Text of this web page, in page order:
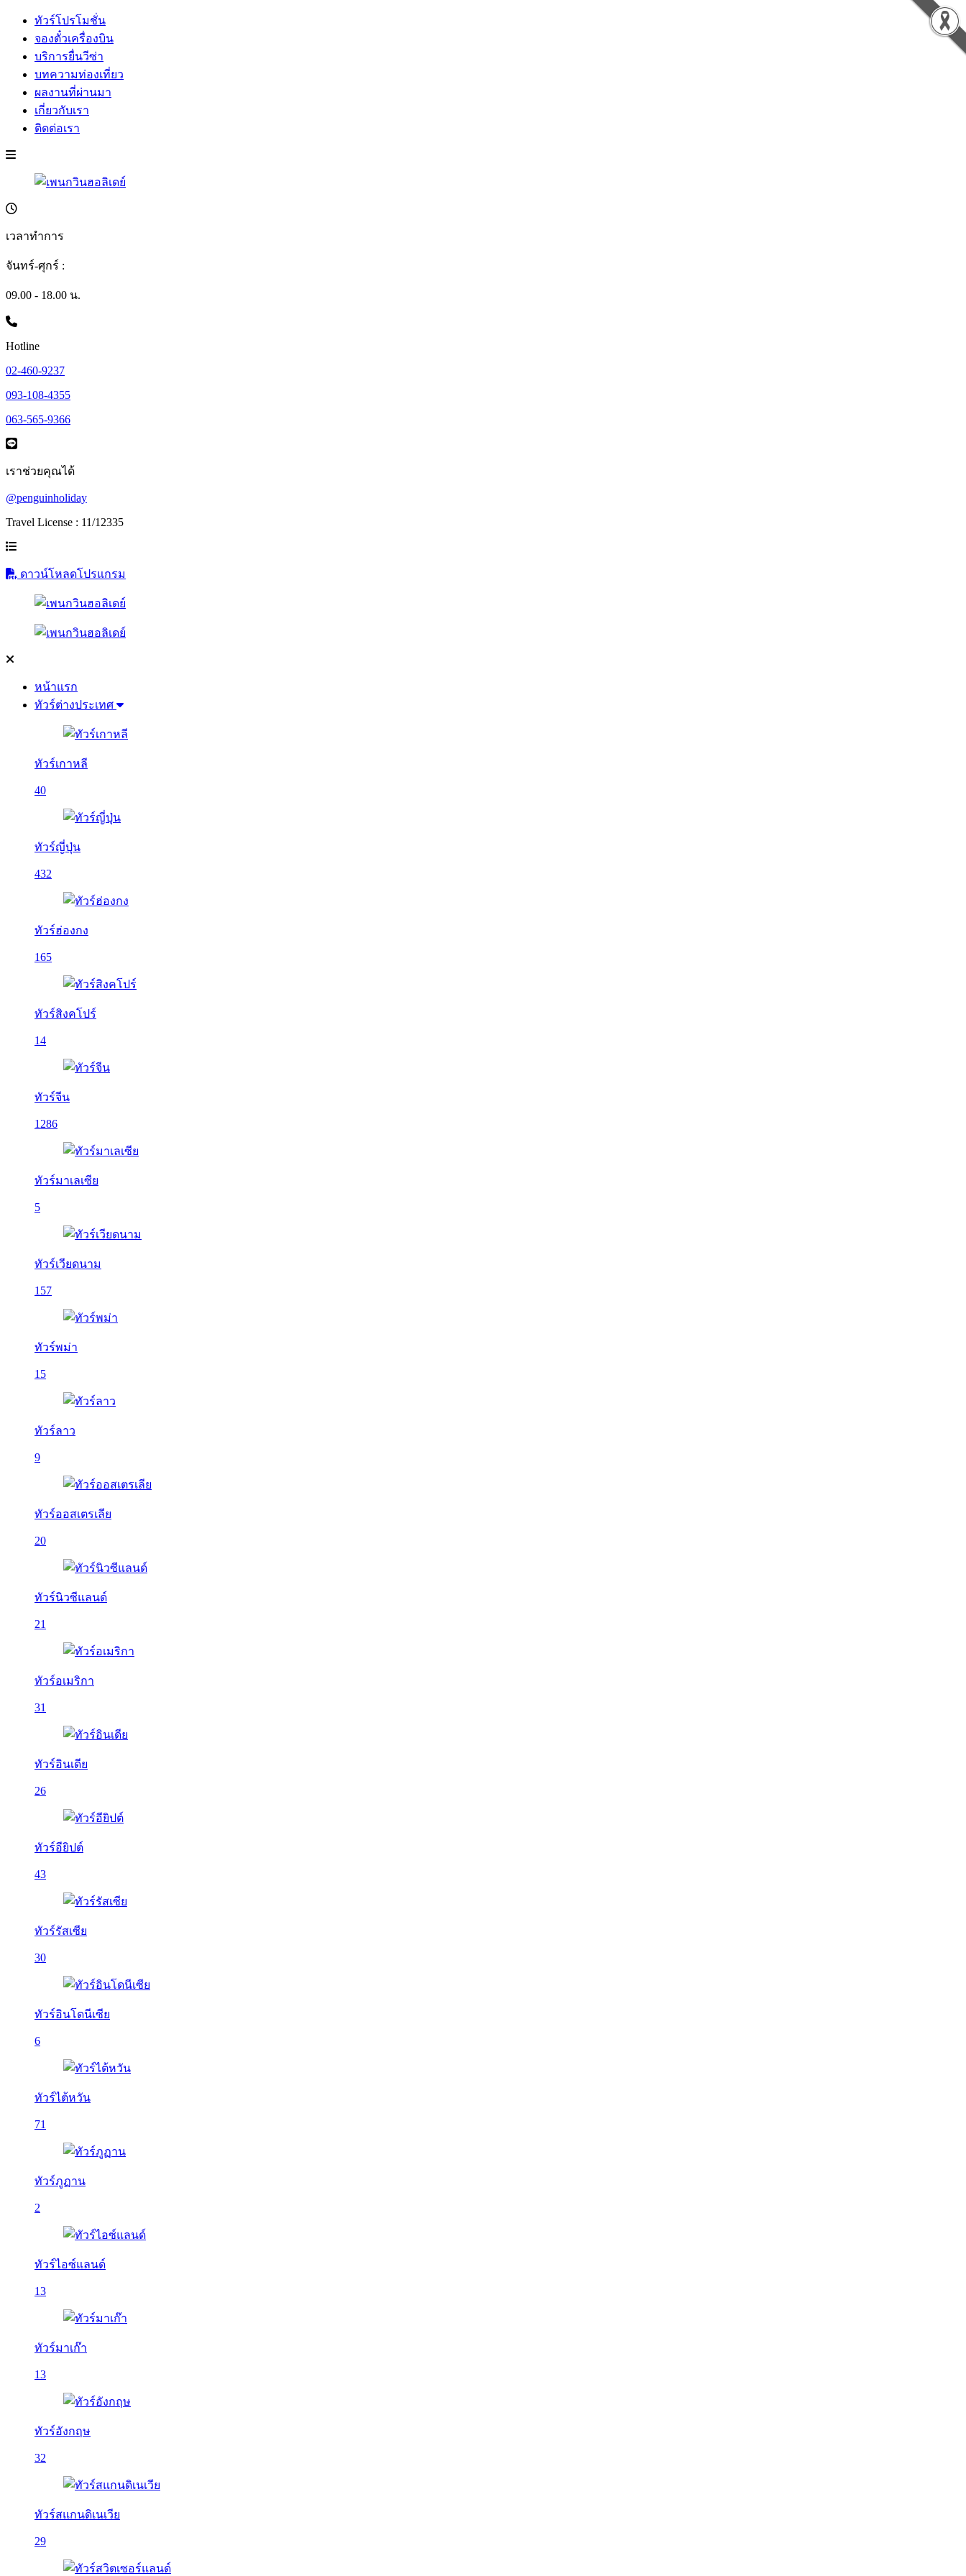
ทัวร์โปรโมชั่น
จองตั๋วเครื่องบิน
บริการยื่นวีซ่า
บทความท่องเที่ยว
ผลงานที่ผ่านมา
เกี่ยวกับเรา
ติดต่อเรา
เวลาทำการ
จันทร์-ศุกร์ :
09.00 - 18.00 น.
Hotline
02-460-9237
093-108-4355
063-565-9366
เราช่วยคุณได้
@penguinholiday
Travel License : 11/12335
ดาวน์โหลดโปรแกรม
หน้าแรก
ทัวร์ต่างประเทศ
ทัวร์เกาหลี
40
ทัวร์ญี่ปุ่น
432
ทัวร์ฮ่องกง
165
ทัวร์สิงคโปร์
14
ทัวร์จีน
1286
ทัวร์มาเลเซีย
5
ทัวร์เวียดนาม
157
ทัวร์พม่า
15
ทัวร์ลาว
9
ทัวร์ออสเตรเลีย
20
ทัวร์นิวซีแลนด์
21
ทัวร์อเมริกา
31
ทัวร์อินเดีย
26
ทัวร์อียิปต์
43
ทัวร์รัสเซีย
30
ทัวร์อินโดนีเซีย
6
ทัวร์ไต้หวัน
71
ทัวร์ภูฏาน
2
ทัวร์ไอซ์แลนด์
13
ทัวร์มาเก๊า
13
ทัวร์อังกฤษ
32
ทัวร์สแกนดิเนเวีย
29